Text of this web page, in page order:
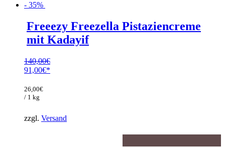
- 35%
Freeezy Freezella Pistaziencreme
mit Kadayif
140,00€
Ursprünglicher
war:
140,00€
91,00€
Preis
ist:
26,00€
/ 1 kg
zzgl. Versand